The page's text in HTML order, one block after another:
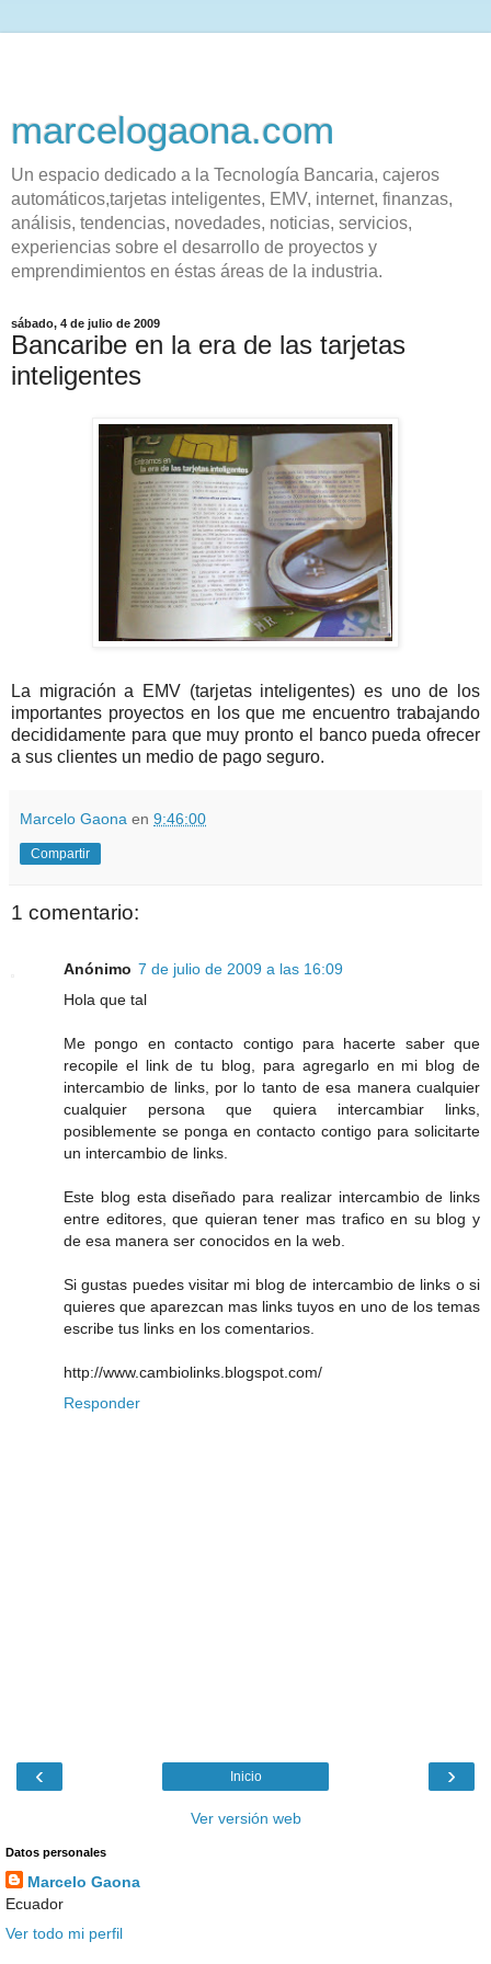
marcelogaona.com
Un espacio dedicado a la Tecnología Bancaria, cajeros
automáticos,tarjetas inteligentes, EMV, internet, finanzas,
análisis, tendencias, novedades, noticias, servicios,
experiencias sobre el desarrollo de proyectos y
emprendimientos en éstas áreas de la industria.
sábado, 4 de julio de 2009
Bancaribe en la era de las tarjetas
inteligentes
La migración a EMV (tarjetas inteligentes) es uno de los
importantes proyectos en los que me encuentro trabajando
decididamente para que muy pronto el banco pueda ofrecer
a sus clientes un medio de pago seguro.
Marcelo Gaona en 9:46:00
Compartir
1 comentario:
Anónimo 7 de julio de 2009 a las 16:09
Hola que tal
Me pongo en contacto contigo para hacerte saber que
recopile el link de tu blog, para agregarlo en mi blog de
intercambio de links, por lo tanto de esa manera cualquier
cualquier persona que quiera intercambiar links,
posiblemente se ponga en contacto contigo para solicitarte
un intercambio de links.
Este blog esta diseñado para realizar intercambio de links
entre editores, que quieran tener mas trafico en su blog y
de esa manera ser conocidos en la web.
Si gustas puedes visitar mi blog de intercambio de links o si
quieres que aparezcan mas links tuyos en uno de los temas
escribe tus links en los comentarios.
http://www.cambiolinks.blogspot.com/
Responder
‹ ›
Inicio
Ver versión web
Datos personales
Marcelo Gaona
Ecuador
Ver todo mi perfil